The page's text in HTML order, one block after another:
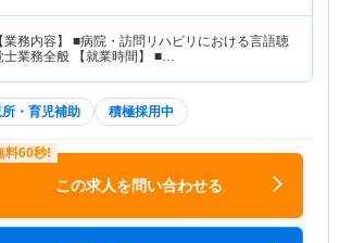
【業務内容】 ■病院・訪問リハビリにおける言語聴
士業務全般 【就業時間】 ■…
・育児補助 積極採用中
この求人を問い合わせる